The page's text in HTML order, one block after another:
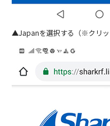
Japanを選択する（※クリッ